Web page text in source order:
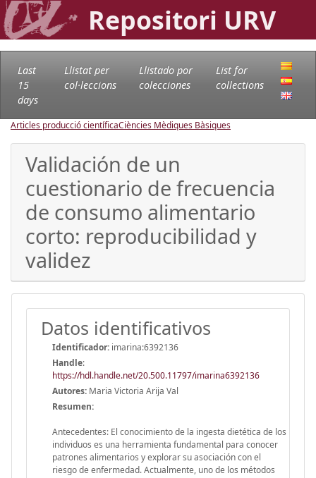
Repositori URV
Last
15
days
Llistat per
col·leccions
Llistado por
colecciones
List for
collections
Articles producció científicaCiències Mèdiques Bàsiques
Validación de un
cuestionario de frecuencia
de consumo alimentario
corto: reproducibilidad y
validez
Datos identificativos
Identificador: imarina:6392136
Handle:
https://hdl.handle.net/20.500.11797/imarina6392136
Autores: Maria Victoria Arija Val
Resumen:
Antecedentes: El conocimiento de la ingesta dietética de los
individuos es una herramienta fundamental para conocer
patrones alimentarios y explorar su asociación con el
riesgo de enfermedad. Actualmente, uno de los métodos